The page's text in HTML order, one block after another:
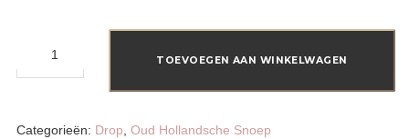
TOEVOEGEN AAN WINKELWAGEN
Categorieën: Drop, Oud Hollandsche Snoep